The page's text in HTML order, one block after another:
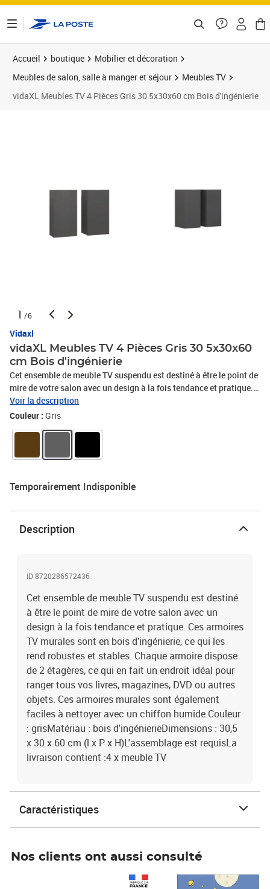
Accueil boutique
Mobilier et décoration
Meubles de salon, salle à manger et séjour
Meubles TV
vidaXL Meubles TV 4 Pièces Gris 30 5x30x60 cm Bois d'ingénierie
1 /6
Vidaxl
vidaXL Meubles TV 4 Pièces Gris 30 5x30x60
cm Bois d'ingénierie
Cet ensemble de meuble TV suspendu est destiné à être le point de
mire de votre salon avec un design à la fois tendance et pratique.
Ces armoires TV murales sont en bois d’ingénierie, ce qui les rend
robustes et stables. Chaque armoire dispose de 2 étagères, ce qui
bois d'ingénierieDimensions : 30,5 x 30 x 60 cm (l x P x
Voir la description
Couleur : Gris
Temporairement Indisponible
Description
ID 8720286572436
Cet ensemble de meuble TV suspendu est destiné
à être le point de mire de votre salon avec un
design à la fois tendance et pratique. Ces armoires
TV murales sont en bois d’ingénierie, ce qui les
rend robustes et stables. Chaque armoire dispose
de 2 étagères, ce qui en fait un endroit idéal pour
ranger tous vos livres, magazines, DVD ou autres
objets. Ces armoires murales sont également
faciles à nettoyer avec un chiffon humide.Couleur
: grisMatériau : bois d'ingénierieDimensions : 30,5
x 30 x 60 cm (l x P x H)L'assemblage est requisLa
livraison contient :4 x meuble TV
Caractéristiques
Nos clients ont aussi consulté
Prix 7,50€